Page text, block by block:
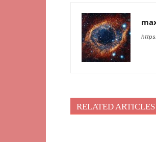
RELATED ARTICLES